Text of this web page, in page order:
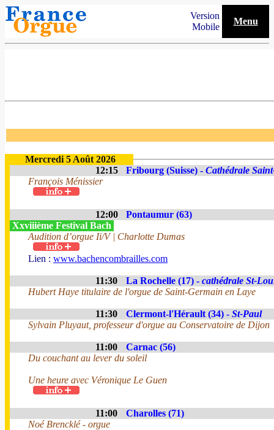
Version
Mobile
Menu
Mercredi 5 Août 2026
12:15
Fribourg (Suisse) - Cathédrale
François Ménissier
12:00
Pontaumur (63)
Xxviiième Festival Bach
Audition d’orgue Ii/V | Charlotte Dumas
Lien : www.bachencombrailles.com
11:30 La Rochelle (17) - cathédrale St-
Hubert Haye titulaire de l'orgue de Saint-Germain en Laye
11:30 Clermont-l'Hérault (34) - St-Paul
Sylvain Pluyaut, professeur d'orgue au Conservatoire de Dijon
11:00
Carnac (56)
Du couchant au lever du soleil
Une heure avec Véronique Le Guen
11:00
Charolles (71)
Noé Brencklé - orgue